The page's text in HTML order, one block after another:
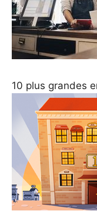
10 plus grandes